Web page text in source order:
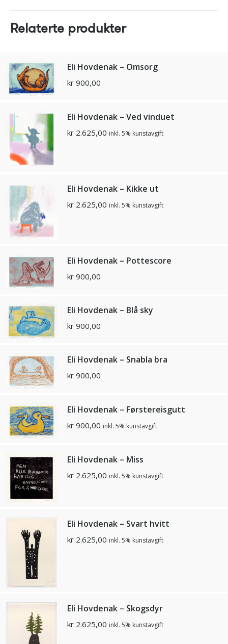
Relaterte produkter
Eli Hovdenak – Omsorg
kr 900,00
Eli Hovdenak – Ved vinduet
kr 2.625,00 inkl. 5% kunstavgift
Eli Hovdenak – Kikke ut
kr 2.625,00 inkl. 5% kunstavgift
Eli Hovdenak – Pottescore
kr 900,00
Eli Hovdenak – Blå sky
kr 900,00
Eli Hovdenak – Snabla bra
kr 900,00
Eli Hovdenak – Førstereisgutt
kr 900,00 inkl. 5% kunstavgift
Eli Hovdenak – Miss
kr 2.625,00 inkl. 5% kunstavgift
Eli Hovdenak – Svart hvitt
kr 2.625,00 inkl. 5% kunstavgift
Eli Hovdenak – Skogsdyr
kr 2.625,00 inkl. 5% kunstavgift